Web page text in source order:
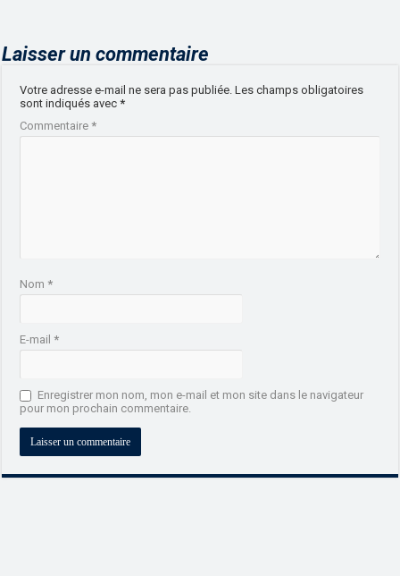
Laisser un commentaire
Votre adresse e-mail ne sera pas publiée. Les champs obligatoires
sont indiqués avec*
Commentaire*
Nom*
E-mail*
Enregistrer mon nom, mon e-mail et mon site dans le navigateur
pour mon prochain commentaire.